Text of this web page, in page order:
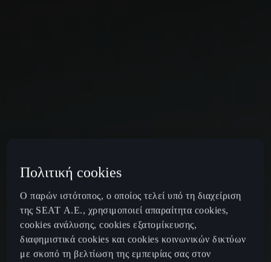
Πολιτική cookies
Ο παρών ιστότοπος, ο οποίος τελεί υπό τη διαχείριση
της SEAT Α.Ε., χρησιμοποιεί απαραίτητα cookies,
cookies ανάλυσης, cookies εξατομίκευσης,
διαφημιστικά cookies και cookies κοινωνικών δικτύων
με σκοπό τη βελτίωση της εμπειρίας σας στον